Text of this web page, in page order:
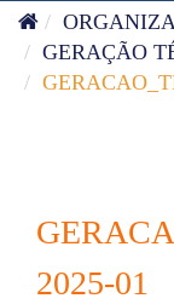
GERAÇÃO
2025-01